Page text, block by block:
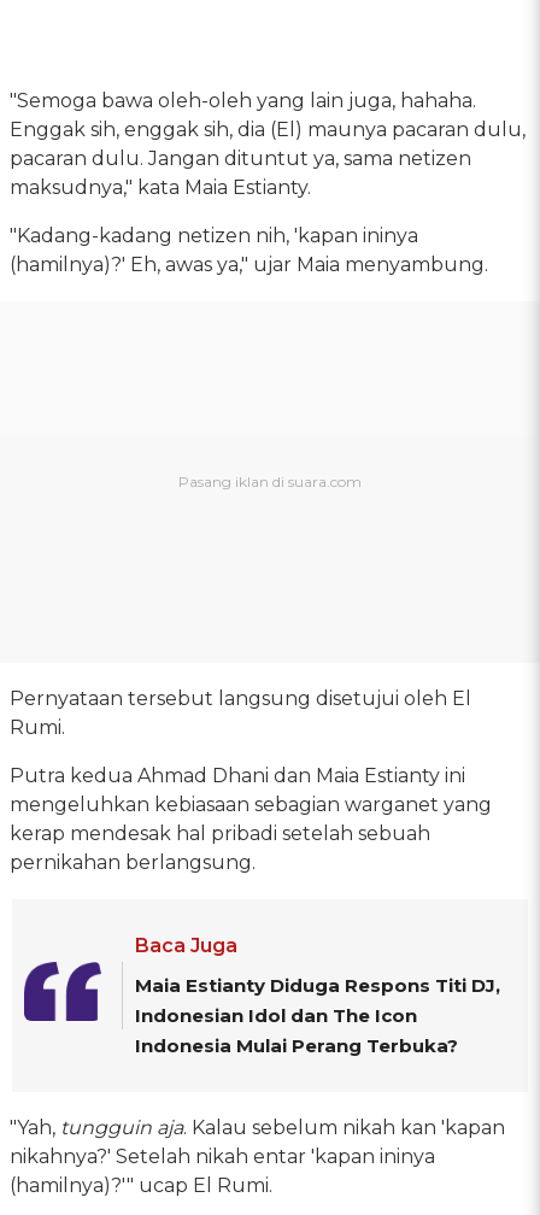
"Semoga bawa oleh-oleh yang lain juga, hahaha.
Enggak sih, enggak sih, dia (El) maunya pacaran dulu,
pacaran dulu. Jangan dituntut ya, sama netizen
maksudnya," kata Maia Estianty.
"Kadang-kadang netizen nih, 'kapan ininya
(hamilnya)?' Eh, awas ya," ujar Maia menyambung.
Pernyataan tersebut langsung disetujui oleh El
Rumi.
Putra kedua Ahmad Dhani dan Maia Estianty ini
mengeluhkan kebiasaan sebagian warganet yang
kerap mendesak hal pribadi setelah sebuah
pernikahan berlangsung.
Baca Juga
Maia Estianty Diduga Respons Titi DJ,
Indonesian Idol dan The Icon
Indonesia Mulai Perang Terbuka?
"Yah, tungguin aja. Kalau sebelum nikah kan 'kapan
nikahnya?' Setelah nikah entar 'kapan ininya
(hamilnya)?'" ucap El Rumi.